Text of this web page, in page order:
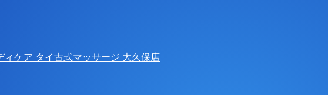
ィケア タイ古式マッサージ 大久保店